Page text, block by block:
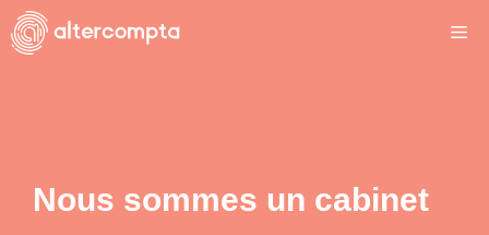
Aller
au
Nous sommes un cabinet